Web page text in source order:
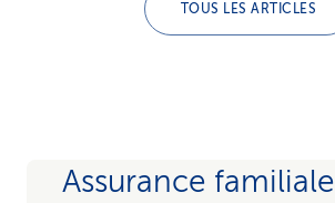
TOUS LES ARTICLES
Assurance familiale